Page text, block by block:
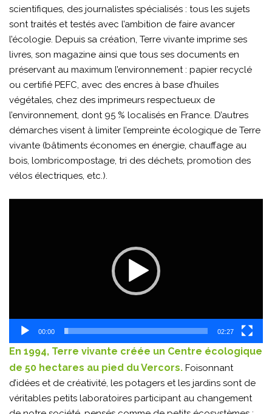
scientifiques, des journalistes spécialisés : tous les sujets
sont traités et testés avec l’ambition de faire avancer
l’écologie. Depuis sa création, Terre vivante imprime ses
livres, son magazine ainsi que tous ses documents en
préservant au maximum l’environnement : papier recyclé
ou certifié PEFC, avec des encres à base d’huiles
végétales, chez des imprimeurs respectueux de
l’environnement, dont 95 % localisés en France. D’autres
démarches visent à limiter l’empreinte écologique de Terre
vivante (bâtiments économes en énergie, chauffage au
bois, lombricompostage, tri des déchets, promotion des
vélos électriques, etc.).
00:00 02:27
En 1994, Terre vivante créée un Centre écologique
de 50 hectares au pied du Vercors. Foisonnant
d’idées et de créativité, les potagers et les jardins sont de
véritables petits laboratoires participant au changement